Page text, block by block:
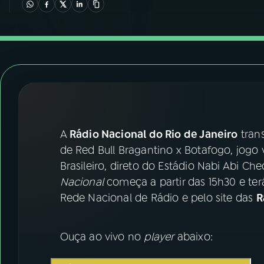
ÚLTIMAS
08FESTIVAL DE MÚSICA
Instagram
A Rádio Nacional do Rio de Janeiro
de Red Bull Bragantino x Botafogo,
Brasileiro, direto do Estádio Nabi Abi
Nacionalcomeça a partir das 15h30 e
Rede Nacional de Rádio e pelo site das
Ouça ao vivo no playerabaixo: